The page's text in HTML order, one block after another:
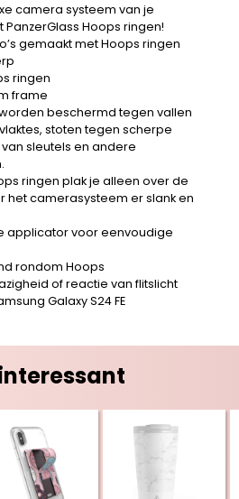
camera systeem van je
Hoops ringen!
gemaakt met Hoops ringen
ringen
frame
beschermd tegen vallen
stoten tegen scherpe
sleutels en andere
ringen plak je alleen over de
het camerasysteem er slank en
applicator voor eenvoudige
rondom Hoops
of reactie van flitslicht
Galaxy S24 FE